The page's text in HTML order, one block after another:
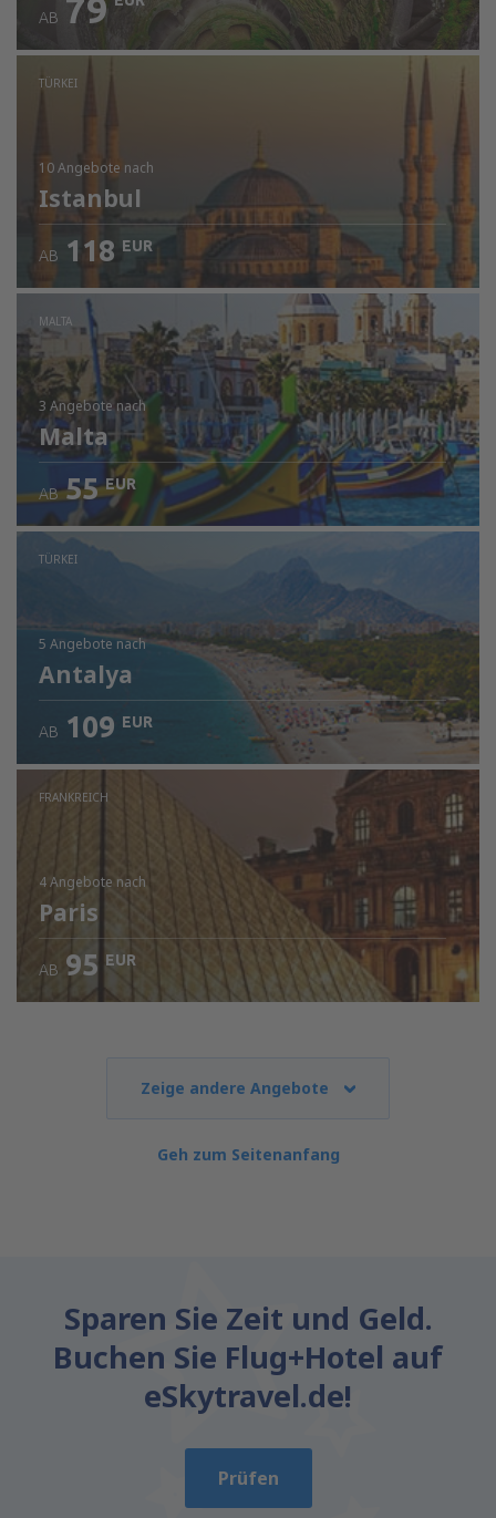
AB 79
TÜRKEI
10 Angebote nach
Istanbul
AB 118 EUR
MALTA
3 Angebote nach
Malta
AB 55 EUR
TÜRKEI
5 Angebotenach
Antalya
AB 109 EUR
FRANKREICH
4 Angebote nach
Paris
AB 95 EUR
Zeige andere Angebote
Geh zum Seitenanfang
Sparen Sie Zeit und Geld.
Buchen Sie Flug+Hotel auf
eSkytravel.de!
Prüfen